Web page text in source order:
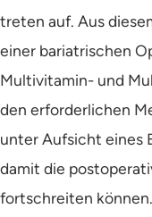
treten auf. Aus
einer bariatrischen
Multivitamin- und
den erforderlichen
unter Aufsicht eines
damit die
fortschreiten können.